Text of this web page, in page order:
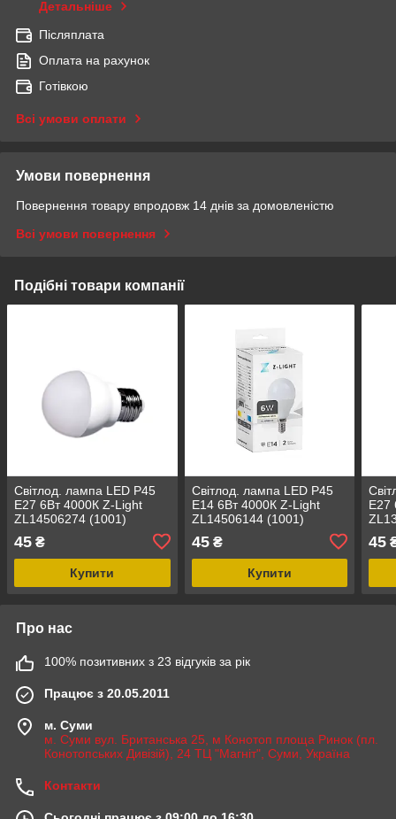
Детальніше
Післяплата
Оплата на рахунок
Готівкою
Всі умови оплати
Умови повернення
Повернення товару впродовж 14 днів за домовленістю
Всі умови повернення
Подібні товари компанії
Світлод. лампа LED Р45
E27 6Вт 4000К Z-Light
ZL14506274 (1001)
45 ₴
Купити
Світлод. лампа LED Р45
E14 6Вт 4000К Z-Light
ZL14506144 (1001)
45₴
Купити
E27
45
Про нас
100% позитивних з 23 відгуків за рік
Працює з 20.05.2011
м. Суми
м. Суми вул. Британська 25, м Конотоп площа Ринок (пл.
Конотопських Дивізій), 24 ТЦ "Магніт", Суми, Україна
Контакти